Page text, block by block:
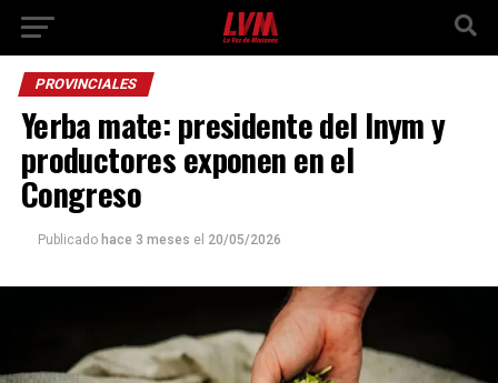
PROVINCIALES
Yerba mate: presidente del Inym y
productores exponen en el
Congreso
Publicado hace 3 meses el 20/05/2026